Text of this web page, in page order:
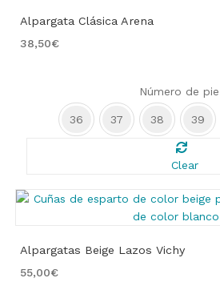
Alpargata Clásica Arena
38,50€
Número de pie
36 37 38 39
Clear
Alpargatas Beige Lazos Vichy
55,00€